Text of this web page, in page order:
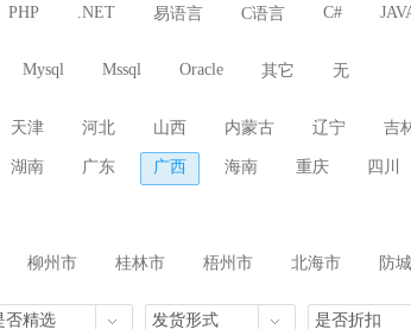
PHP .NET 易语言 C语言 C#
Mysql Mssql Oracle 其它 无
天津 河北 山西 内蒙古 辽宁 吉
湖南 广东 广西 海南 重庆 四川
柳州市 桂林市 梧州市 北海市 防
其他城市
否精选 发货形式 是否折扣